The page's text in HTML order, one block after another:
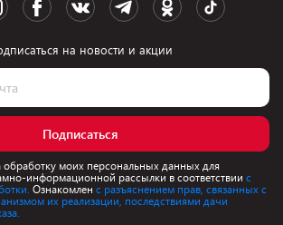
на новости и акции
Подписаться
обработку моих персональных данных для
информационной рассылки в соответствии с
Ознакомлен с разъяснением прав, связанных с
их реализации, последствиями дачи